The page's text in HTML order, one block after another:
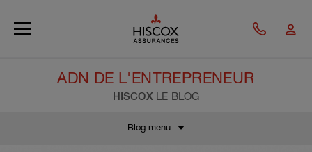
ADN DE L'ENTREPRENEUR
HISCOX LE BLOG
Blog menu